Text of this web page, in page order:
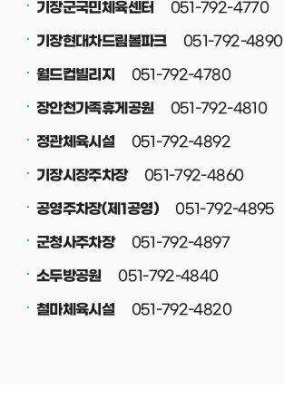
기장군국민체육센터
051-792-4770
기장현대차드림볼파크
051-792-4890
월드컵빌리지
051-792-4780
장안천가족휴게공원
051-792-4810
정관체육시설
051-792-4892
기장시장주차장
051-792-4860
공영주차장(제1공영)
051-792-4895
군청사주차장
051-792-4897
소두방공원
051-792-4840
철마체육시설
051-792-4820